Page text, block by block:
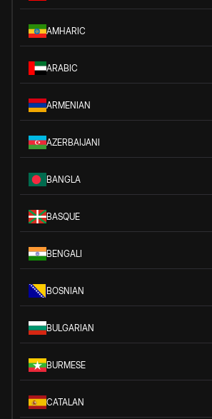
AMHARIC
ARABIC
ARMENIAN
AZERBAIJANI
BANGLA
BASQUE
BENGALI
BOSNIAN
BULGARIAN
BURMESE
CATALAN